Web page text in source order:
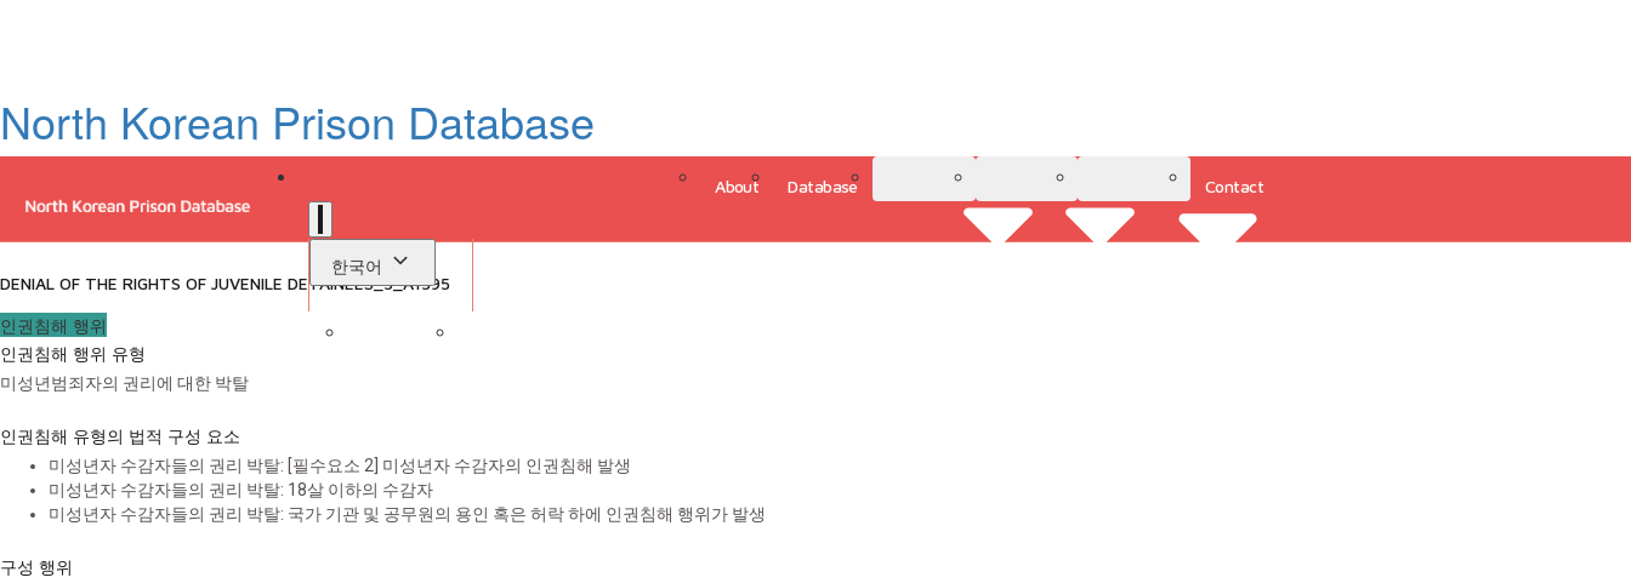
North Korean Prison Database
About Database Contact
한국어
DENIAL OF THE RIGHTS OF JUVENILE DETAINEES_5_A1595
인권침해 행위
인권침해 행위 유형
미성년범죄자의 권리에 대한 박탈
인권침해 유형의 법적 구성 요소
미성년자 수감자들의 권리 박탈: [필수요소 2] 미성년자 수감자의 인권침해 발생
미성년자 수감자들의 권리 박탈: 18살 이하의 수감자
미성년자 수감자들의 권리 박탈: 국가 기관 및 공무원의 용인 혹은 허락 하에 인권침해 행위가 발생
구성 행위